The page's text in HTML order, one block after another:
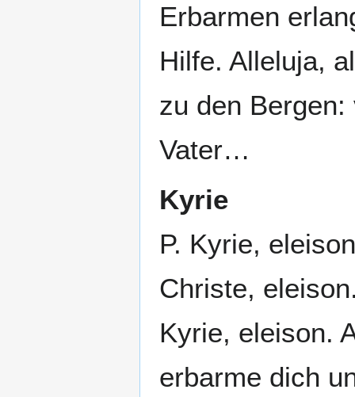
Erbarmen
Hilfe. Alleluja,
zu den
Vater…
Kyrie
P. Kyrie,
Christe,
Kyrie, eleison.
erbarme dich